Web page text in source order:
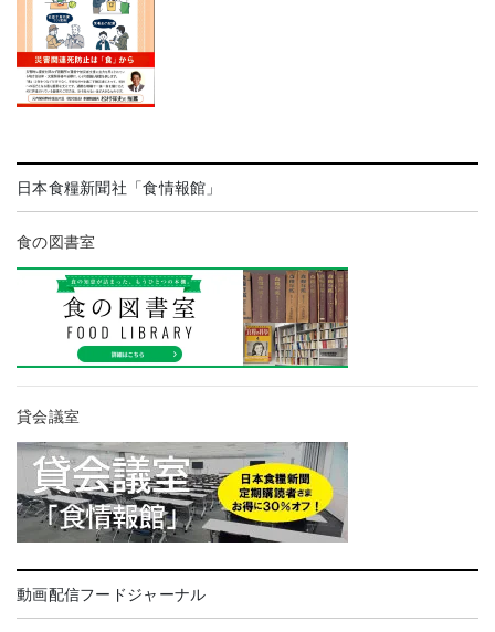
日本食糧新聞社「食情報館」
食の図書室
貸会議室
動画配信フードジャーナル